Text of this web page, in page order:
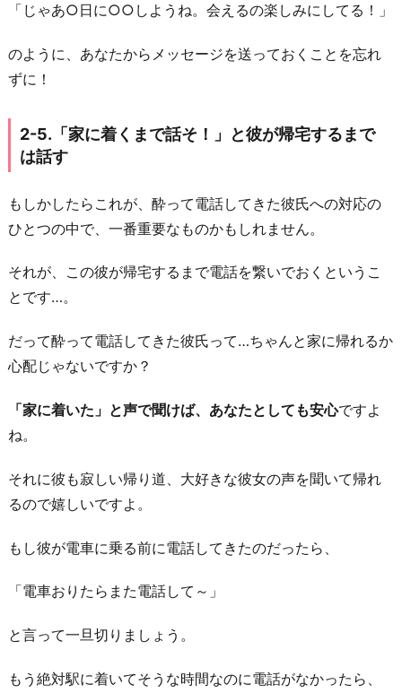
「じゃあ○日に○○しようね。会えるの楽しみにしてる！」
のように、あなたからメッセージを送っておくことを忘れ
ずに！
2-5.「家に着くまで話そ！」と彼が帰宅するまで
は話す
もしかしたらこれが、酔って電話してきた彼氏への対応の
ひとつの中で、一番重要なものかもしれません。
それが、この彼が帰宅するまで電話を繋いでおくというこ
とです…。
だって酔って電話してきた彼氏って…ちゃんと家に帰れるか
心配じゃないですか？
「家に着いた」と声で聞けば、あなたとしても安心ですよ
ね。
それに彼も寂しい帰り道、大好きな彼女の声を聞いて帰れ
るので嬉しいですよ。
もし彼が電車に乗る前に電話してきたのだったら、
「電車おりたらまた電話して～」
と言って一旦切りましょう。
もう絶対駅に着いてそうな時間なのに電話がなかったら、